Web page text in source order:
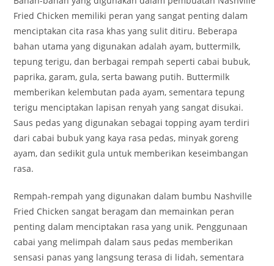
Fried Chicken memiliki peran yang sangat penting dalam
menciptakan cita rasa khas yang sulit ditiru. Beberapa
bahan utama yang digunakan adalah ayam, buttermilk,
tepung terigu, dan berbagai rempah seperti cabai bubuk,
paprika, garam, gula, serta bawang putih. Buttermilk
memberikan kelembutan pada ayam, sementara tepung
terigu menciptakan lapisan renyah yang sangat disukai.
Saus pedas yang digunakan sebagai topping ayam terdiri
dari cabai bubuk yang kaya rasa pedas, minyak goreng
ayam, dan sedikit gula untuk memberikan keseimbangan
rasa.
Rempah-rempah yang digunakan dalam bumbu Nashville
Fried Chicken sangat beragam dan memainkan peran
penting dalam menciptakan rasa yang unik. Penggunaan
cabai yang melimpah dalam saus pedas memberikan
sensasi panas yang langsung terasa di lidah, sementara